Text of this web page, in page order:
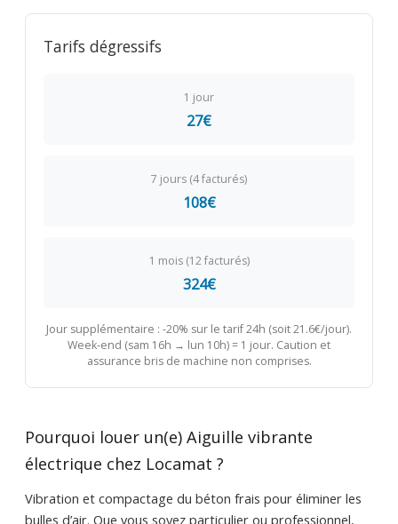
Tarifs dégressifs
1 jour
27€
7 jours (4 facturés)
108€
1 mois (12 facturés)
324€
Jour supplémentaire : -20% sur le tarif 24h (soit 21.6€/jour).
Week-end (sam 16h → lun 10h) = 1 jour. Caution et
assurance bris de machine non comprises.
Pourquoi louer un(e) Aiguille vibrante
électrique chez Locamat ?
Vibration et compactage du béton frais pour éliminer les
bulles d’air. Que vous soyez particulier ou professionnel,